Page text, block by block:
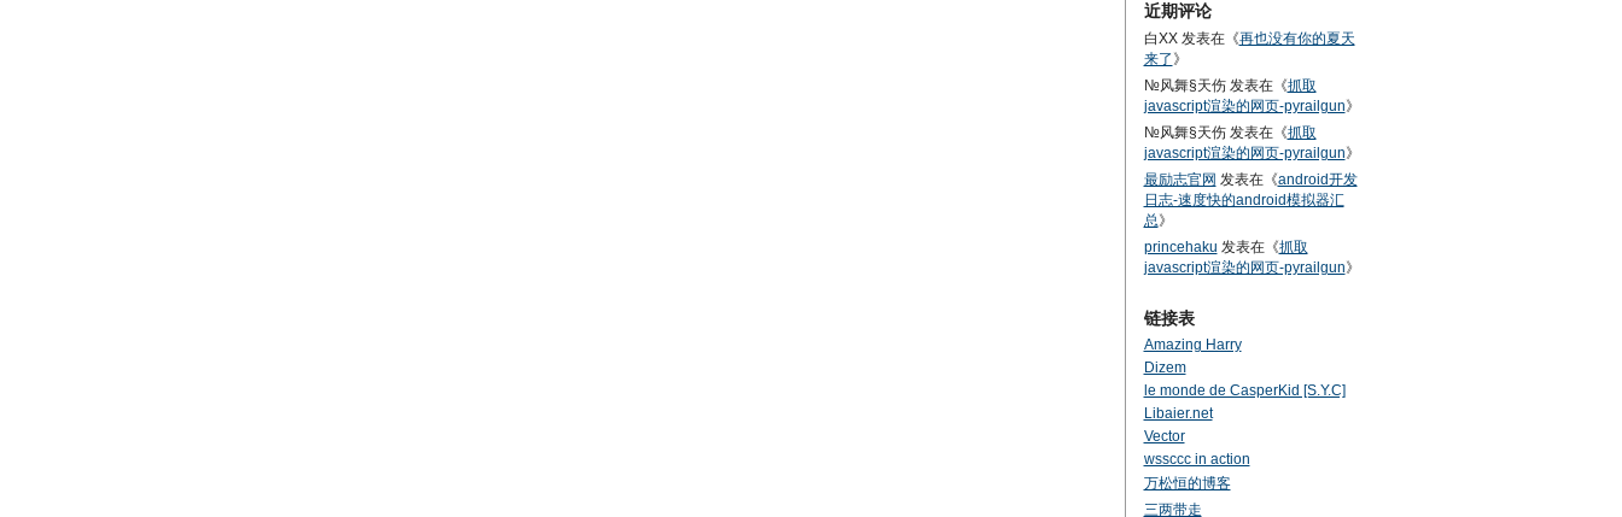
近期评论
白XX发表在《再也没有你的夏天
来了 》
№风舞§天伤发表在《抓取
javascript渲染的网页-pyrailgun》
№风舞§天伤发表在《抓取
javascript渲染的网页-pyrailgun》
最励志官网 发表在《android开发
日志-速度快的android模拟器汇
总》
princehaku 发表在《抓取
javascript渲染的网页-pyrailgun》
链接表
Amazing Harry
Dizem
le monde de CasperKid [S.Y.C]
Libaier.net
Vector
wssccc in action
万松恒的博客
三两带走